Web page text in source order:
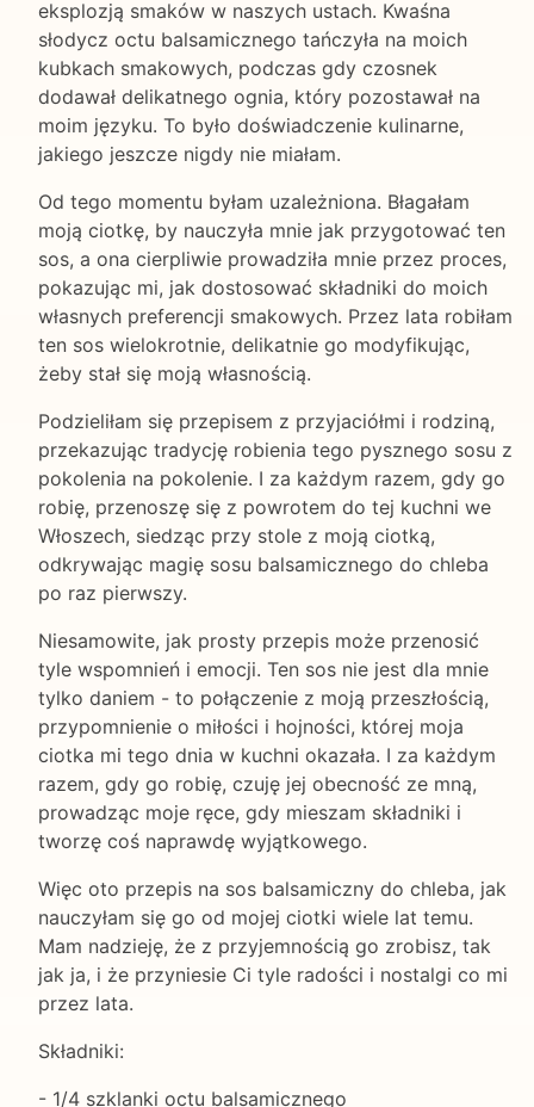
eksplozją smaków w naszych ustach. Kwaśna
słodycz octu balsamicznego tańczyła na moich
kubkach smakowych, podczas gdy czosnek
dodawał delikatnego ognia, który pozostawał na
moim języku. To było doświadczenie kulinarne,
jakiego jeszcze nigdy nie miałam.
Od tego momentu byłam uzależniona. Błagałam
moją ciotkę, by nauczyła mnie jak przygotować ten
sos, a ona cierpliwie prowadziła mnie przez proces,
pokazując mi, jak dostosować składniki do moich
własnych preferencji smakowych. Przez lata robiłam
ten sos wielokrotnie, delikatnie go modyfikując,
żeby stał się moją własnością.
Podzieliłam się przepisem z przyjaciółmi i rodziną,
przekazując tradycję robienia tego pysznego sosu z
pokolenia na pokolenie. I za każdym razem, gdy go
robię, przenoszę się z powrotem do tej kuchni we
Włoszech, siedząc przy stole z moją ciotką,
odkrywając magię sosu balsamicznego do chleba
po raz pierwszy.
Niesamowite, jak prosty przepis może przenosić
tyle wspomnień i emocji. Ten sos nie jest dla mnie
tylko daniem - to połączenie z moją przeszłością,
przypomnienie o miłości i hojności, której moja
ciotka mi tego dnia w kuchni okazała. I za każdym
razem, gdy go robię, czuję jej obecność ze mną,
prowadząc moje ręce, gdy mieszam składniki i
tworzę coś naprawdę wyjątkowego.
Więc oto przepis na sos balsamiczny do chleba, jak
nauczyłam się go od mojej ciotki wiele lat temu.
Mam nadzieję, że z przyjemnością go zrobisz, tak
jak ja, i że przyniesie Ci tyle radości i nostalgi co mi
przez lata.
Składniki:
- 1/4 szklanki octu balsamicznego